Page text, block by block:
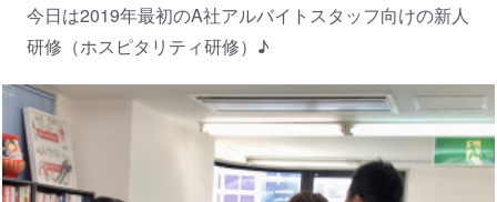
今日は2019年最初のA社アルバイトスタッフ向けの新人
研修（ホスピタリティ研修）♪